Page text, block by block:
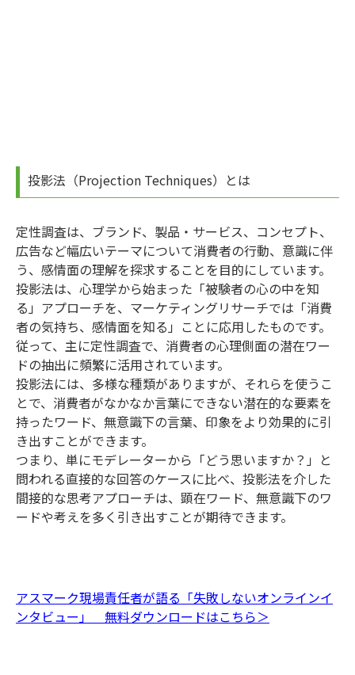
投影法（Projection Techniques）とは
定性調査は、ブランド、製品・サービス、コンセプト、
広告など幅広いテーマについて消費者の行動、意識に伴
う、感情面の理解を探求することを目的にしています。
投影法は、心理学から始まった「被験者の心の中を知
る」アプローチを、マーケティングリサーチでは「消費
者の気持ち、感情面を知る」ことに応用したものです。
従って、主に定性調査で、消費者の心理側面の潜在ワー
ドの抽出に頻繁に活用されています。
投影法には、多様な種類がありますが、それらを使うこ
とで、消費者がなかなか言葉にできない潜在的な要素を
持ったワード、無意識下の言葉、印象をより効果的に引
き出すことができます。
つまり、単にモデレーターから「どう思いますか？」と
問われる直接的な回答のケースに比べ、投影法を介した
間接的な思考アプローチは、顕在ワード、無意識下のワ
ードや考えを多く引き出すことが期待できます。
アスマーク現場責任者が語る「失敗しないオンラインイ
ンタビュー」 無料ダウンロードはこちら＞